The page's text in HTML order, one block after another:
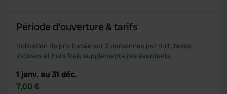
Période d'ouverture & tarifs
Indication de prix basée sur 2 personnes par nuit, taxes
incluses et hors frais supplémentaires éventuels.
1 janv. au 31 déc.
7,00 €